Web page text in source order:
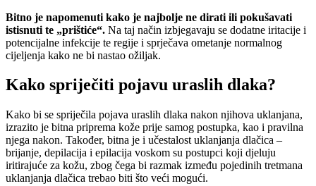
Bitno je napomenuti kako je najbolje ne dirati ili pokušavati
istisnuti te „prištiće“. Na taj način izbjegavaju se dodatne iritacije i
potencijalne infekcije te regije i sprječava ometanje normalnog
cijeljenja kako ne bi nastao ožiljak.
Kako spriječiti pojavu uraslih dlaka?
Kako bi se spriječila pojava uraslih dlaka nakon njihova uklanjana,
izrazito je bitna priprema kože prije samog postupka, kao i pravilna
njega nakon. Također, bitna je i učestalost uklanjanja dlačica –
brijanje, depilacija i epilacija voskom su postupci koji djeluju
iritirajuće za kožu, zbog čega bi razmak između pojedinih tretmana
uklanjanja dlačica trebao biti što veći mogući.